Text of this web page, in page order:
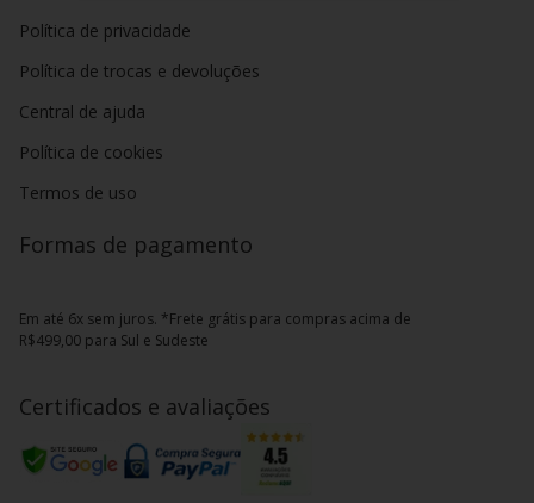
Política de privacidade
Política de trocas e devoluções
Central de ajuda
Política de cookies
Termos de uso
Formas de pagamento
Em até 6x sem juros. *Frete grátis para compras acima de
R$499,00 para Sul e Sudeste
Certificados e avaliações